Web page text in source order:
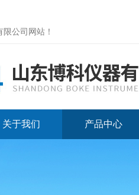
限公司网站 ！
关于我们 产品中心